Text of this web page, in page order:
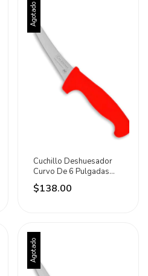
Agotado
Cuchillo Deshuesador
Curvo De 6 Pulgadas
Cadec-6r Caledonia
Rojo
$138.00
Agotado